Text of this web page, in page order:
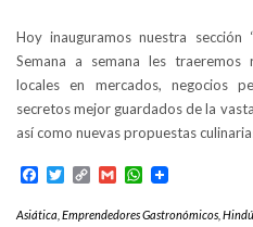
Hoy inauguramos nuestra sección
Semana a semana les traeremos
locales en mercados, negocios
secretos mejor guardados de la
así como nuevas propuestas
Facebook
TwitterCopyGmailWhatsApp
Asiática Emprendedores Gastronómicos Hindú